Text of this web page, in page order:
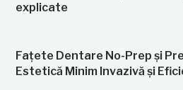
explicate
Fațete Dentare No-Prep și
Estetică Minim Invazivă și